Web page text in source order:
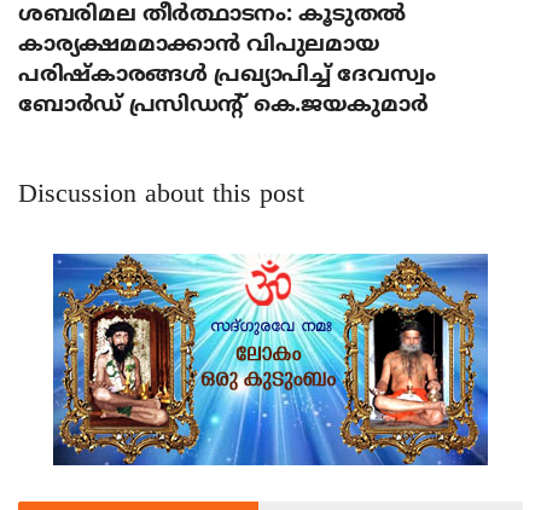
ശബരിമല തീര്‍ത്ഥാടനം: കൂടുതല്‍
കാര്യക്ഷമമാക്കാന്‍ വിപുലമായ
പരിഷ്‌കാരങ്ങള്‍ പ്രഖ്യാപിച്ച് ദേവസ്വം
ബോര്‍ഡ് പ്രസിഡന്റ് കെ.ജയകുമാര്‍
Discussion about this post